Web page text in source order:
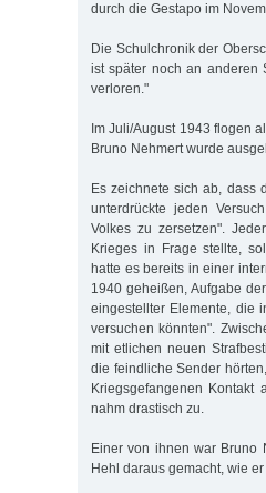
durch die Gestapo im
Die Schulchronik der
ist später noch an anderen
verloren."
Im Juli/August 1943 flogen
Bruno Nehmert wurde
Es zeichnete sich ab, dass
unterdrückte jeden
Volkes zu zersetzen".
Krieges in Frage stellte,
hatte es bereits in einer
1940 geheißen, Aufgabe
eingestellter Elemente, die
versuchen könnten".
mit etlichen neuen
die feindliche Sender
Kriegsgefangenen Kontakt
nahm drastisch zu.
Einer von ihnen war Bruno
Hehl daraus gemacht, wie